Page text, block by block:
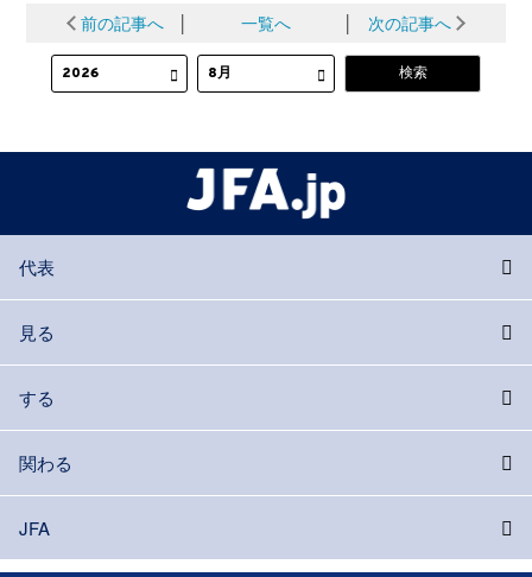
前の記事へ │ 一覧へ │ 次の記事へ
代表
見る
する
関わる
JFA